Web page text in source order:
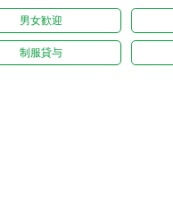
男女歓迎
制服貸与